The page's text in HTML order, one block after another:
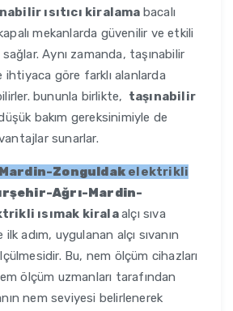
ısıtıcı kiralama bacalı
mekanlarda güvenilir ve etkili
Aynı zamanda, taşınabilir
ihtiyaca göre farklı alanlarda
bununla birlikte, taşınabilir
bakım gereksinimiyle de
sunarlar.
Zonguldak elektrikli
Ağrı-Mardin-
ısımak kiralaalçı sıva
adım, uygulanan alçı sıvanın
Bu, nem ölçüm cihazları
ölçüm uzmanları tarafından
nem seviyesi belirlenerek